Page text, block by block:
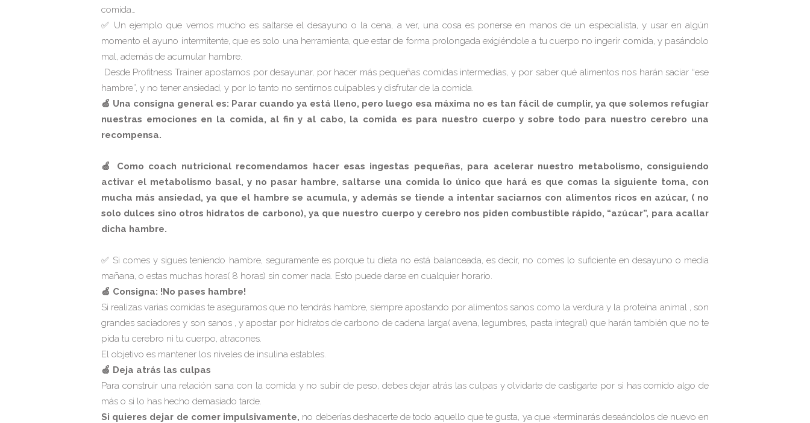
comida…
✅ Un ejemplo que vemos mucho es saltarse el desayuno o la cena, a ver, una cosa es ponerse en manos de un especialista, y usar en algún
momento el ayuno intermitente, que es solo una herramienta, que estar de forma prolongada exigiéndole a tu cuerpo no ingerir comida, y pasándolo
mal, además de acumular hambre.
Desde Profitness Trainer apostamos por desayunar, por hacer más pequeñas comidas intermedias, y por saber qué alimentos nos harán saciar “ese
hambre”, y no tener ansiedad, y por lo tanto no sentirnos culpables y disfrutar de la comida.
🍏 Una consigna general es: Parar cuando ya está lleno, pero luego esa máxima no es tan fácil de cumplir, ya que solemos refugiar
nuestras emociones en la comida, al fin y al cabo, la comida es para nuestro cuerpo y sobre todo para nuestro cerebro una
recompensa.
🍏 Como coach nutricional recomendamos hacer esas ingestas pequeñas, para acelerar nuestro metabolismo, consiguiendo
activar el metabolismo basal, y no pasar hambre, saltarse una comida lo único que hará es que comas la siguiente toma, con
mucha más ansiedad, ya que el hambre se acumula, y además se tiende a intentar saciarnos con alimentos ricos en azúcar, ( no
solo dulces sino otros hidratos de carbono), ya que nuestro cuerpo y cerebro nos piden combustible rápido, “azúcar”, para acallar
dicha hambre.
✅ Si comes y sigues teniendo hambre, seguramente es porque tu dieta no está balanceada, es decir, no comes lo suficiente en desayuno o media
mañana, o estas muchas horas( 8 horas) sin comer nada. Esto puede darse en cualquier horario.
🍏 Consigna: !No pases hambre!
Si realizas varias comidas te aseguramos que no tendrás hambre, siempre apostando por alimentos sanos como la verdura y la proteína animal , son
grandes saciadores y son sanos , y apostar por hidratos de carbono de cadena larga( avena, legumbres, pasta integral) que harán también que no te
pida tu cerebro ni tu cuerpo, atracones.
El objetivo es mantener los niveles de insulina estables.
🍏 Deja atrás las culpas
Para construir una relación sana con la comida y no subir de peso, debes dejar atrás las culpas y olvidarte de castigarte por si has comido algo de
más o si lo has hecho demasiado tarde.
Si quieres dejar de comer impulsivamente, no deberías deshacerte de todo aquello que te gusta, ya que «terminarás deseándolos de nuevo en